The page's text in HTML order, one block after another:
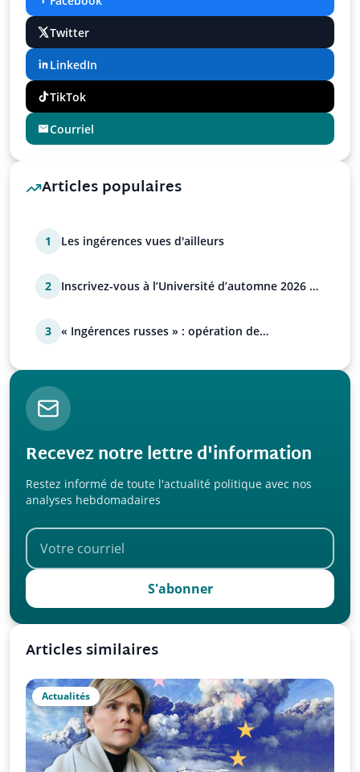
Twitter
LinkedIn
TikTok
Courriel
Articles populaires
1 Les ingérences vues d'ailleurs
2
Inscrivez-vous à l’Université d’automne 2026 de
3
« Ingérences russes » : opération de
Recevez notre lettre d'information
Restez informé de toute l'actualité politique avec nos
analyses hebdomadaires
S'abonner
Articles similaires
Actualités